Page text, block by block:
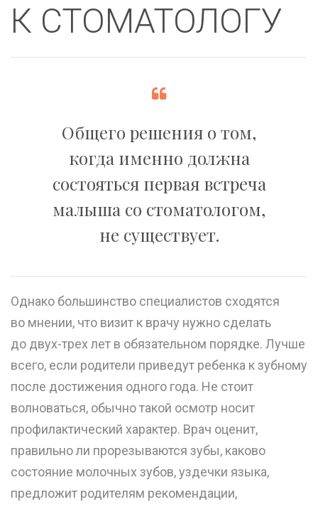
К СТОМАТОЛОГУ
Общего решения о том,
когда именно должна
состояться первая встреча
малыша со стоматологом,
не существует.
Однако большинство специалистов сходятся
во мнении, что визит к врачу нужно сделать
до двух-трех лет в обязательном порядке. Лучше
всего, если родители приведут ребенка к зубному
после достижения одного года. Не стоит
волноваться, обычно такой осмотр носит
профилактический характер. Врач оценит,
правильно ли прорезываются зубы, каково
состояние молочных зубов, уздечки языка,
предложит родителям рекомендации,